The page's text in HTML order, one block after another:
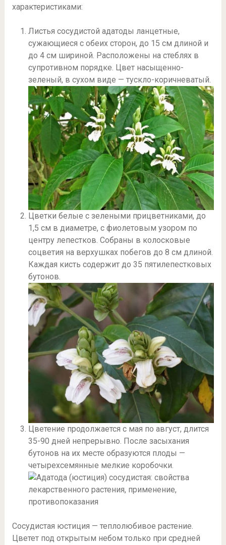
характеристиками:
Листья сосудистой адатоды ланцетные,
сужающиеся с обеих сторон, до 15 см длиной и
до 4 см шириной. Расположены на стеблях в
супротивном порядке. Цвет насыщенно-
зеленый, в сухом виде — тускло-коричневатый.
Цветки белые с зелеными прицветниками, до
1,5 см в диаметре, с фиолетовым узором по
центру лепестков. Собраны в колосковые
соцветия на верхушках побегов до 8 см длиной.
Каждая кисть содержит до 35 пятилепестковых
бутонов.
Цветение продолжается с мая по август, длится
35-90 дней непрерывно. После засыхания
бутонов на их месте образуются плоды —
четырехсемянные мелкие коробочки.
Сосудистая юстиция — теплолюбивое растение.
Цветет под открытым небом только при средней